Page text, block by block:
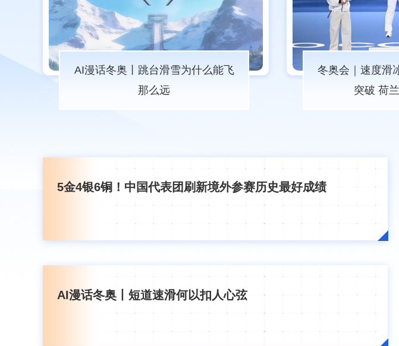
AI漫话冬奥丨跳台滑雪为什么能飞
那么远
冬奥会｜速度滑
突破 荷
5金4银6铜！中国代表团刷新境外参赛历史最好成绩
AI漫话冬奥丨短道速滑何以扣人心弦